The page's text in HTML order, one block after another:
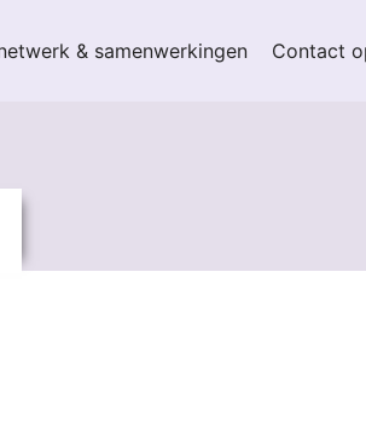
& samenwerkingen Contact